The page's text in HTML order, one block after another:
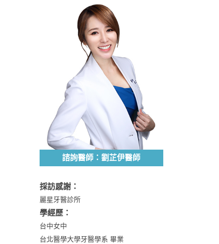
諮詢醫師：劉芷伊醫師
採訪感謝：
麗星牙醫診所
學經歷：
台中女中
台北醫學大學牙醫學系 畢業